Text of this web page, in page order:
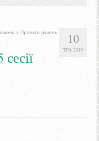
10
ТРА 2019
» Проекти рішень